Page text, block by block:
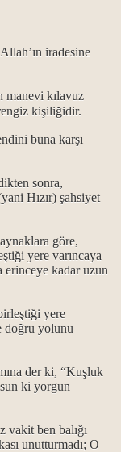
iradesine
manevi kılavuz
kişiliğidir.
buna karşı
sonra,
Hızır) şahsiyet
göre,
yere varıncaya
erinceye kadar uzun
yere
doğru yolunu
der ki, “Kuşluk
ki yorgun
vakit ben balığı
unutturmadı; O